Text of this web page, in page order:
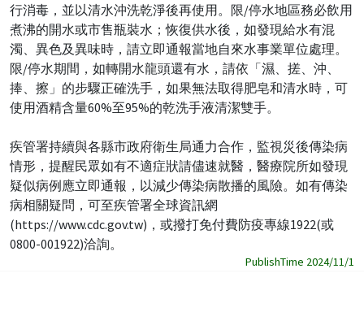
行消毒，並以清水沖洗乾淨後再使用。限/停水地區務必飲用
煮沸的開水或市售瓶裝水；恢復供水後，如發現給水有混
濁、異色及異味時，請立即通報當地自來水事業單位處理。
限/停水期間，如轉開水龍頭還有水，請依「濕、搓、沖、
捧、擦」的步驟正確洗手，如果無法取得肥皂和清水時，可
使用酒精含量60%至95%的乾洗手液清潔雙手。
疾管署持續與各縣市政府衛生局通力合作，監視災後傳染病
情形，提醒民眾如有不適症狀請儘速就醫，醫療院所如發現
疑似病例應立即通報，以減少傳染病散播的風險。如有傳染
病相關疑問，可至疾管署全球資訊網
(https://www.cdc.gov.tw)，或撥打免付費防疫專線1922(或
0800-001922)洽詢。
PublishTime 2024/11/1